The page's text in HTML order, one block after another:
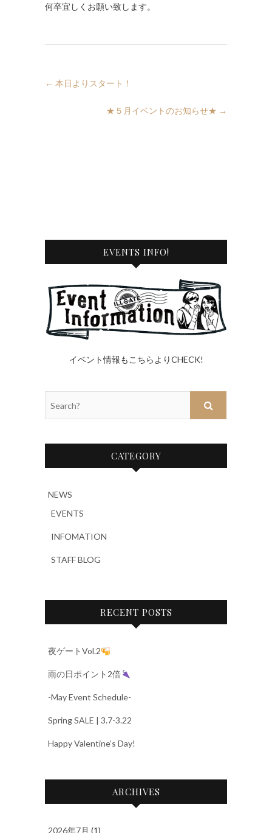
何卒宜しくお願い致します。
← 本日よりスタート！
★５月イベントのお知らせ★ →
EVENTS INFO!
イベント情報もこちらよりCHECK!
CATEGORY
NEWS
EVENTS
INFOMATION
STAFF BLOG
RECENT POSTS
夜ゲートVol.2
雨の日ポイント2倍
-May Event Schedule-
Spring SALE | 3.7-3.22
Happy Valentine’s Day!
ARCHIVES
2026年7月 (1)